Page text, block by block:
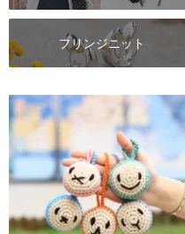
フリンジニット